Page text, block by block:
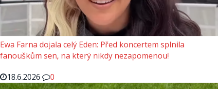
Ewa Farna dojala celý Eden: Před koncertem splnila
fanouškům sen, na který nikdy nezapomenou!
18.6.2026
0